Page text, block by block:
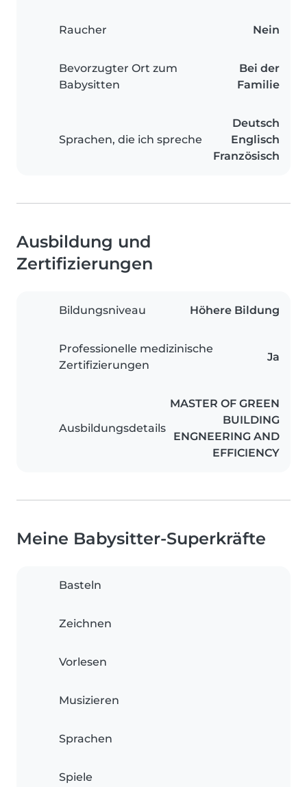
Raucher Nein
Bevorzugter Ort zum
Babysitten
Bei der
Familie
Sprachen, die ich spreche
Deutsch
Englisch
Französisch
Ausbildung und
Zertifizierungen
Bildungsniveau Höhere Bildung
Professionelle medizinische
Zertifizierungen
Ja
Ausbildungsdetails
MASTER OF GREEN
BUILDING
ENGNEERING AND
EFFICIENCY
Meine Babysitter-Superkräfte
Basteln
Zeichnen
Vorlesen
Musizieren
Sprachen
Spiele